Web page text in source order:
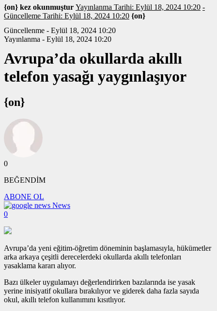
{on} kez okunmuştur Yayınlanma Tarihi: Eylül 18, 2024 10:20 -
Güncelleme Tarihi: Eylül 18, 2024 10:20 {on}
Güncellenme - Eylül 18, 2024 10:20
Yayınlanma - Eylül 18, 2024 10:20
Avrupa’da okullarda akıllı
telefon yasağı yaygınlaşıyor
{on}
0
BEĞENDİM
ABONE OL
News
0
Avrupa’da yeni eğitim-öğretim döneminin başlamasıyla, hükümetler
arka arkaya çeşitli derecelerdeki okullarda akıllı telefonları
yasaklama kararı alıyor.
Bazı ülkeler uygulamayı değerlendirirken bazılarında ise yasak
yerine inisiyatif okullara bırakılıyor ve giderek daha fazla sayıda
okul, akıllı telefon kullanımını kısıtlıyor.